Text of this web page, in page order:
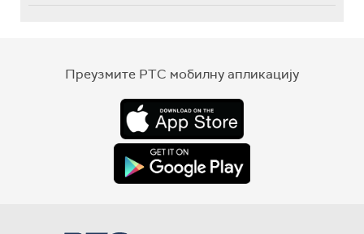
Преузмите РТС мобилну апликацију